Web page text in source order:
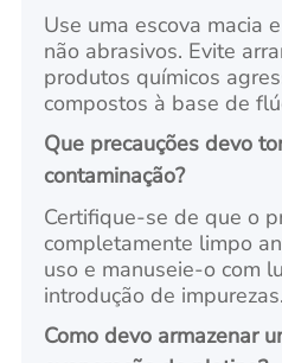
Use uma escova macia
não abrasivos. Evite
produtos químicos
compostos à base de
Que precauções devo
contaminação?
Certifique-se de que o
completamente limpo
uso e manuseie-o com
introdução de impurezas.
Como devo armazenar